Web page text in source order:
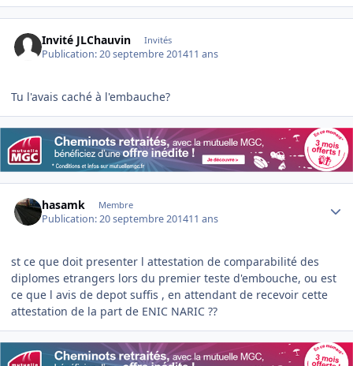
Invité JLChauvin Invités
Publication:20 septembre 201411 ans
Tu l'avais caché à l'embauche?
hasamk Membre
Publication:20 septembre 201411 ans
st ce que doit presenter l attestation de comparabilité des
diplomes etrangers lors du premier teste d'embouche, ou est
ce que l avis de depot suffis , en attendant de recevoir cette
attestation de la part de ENIC NARIC ??